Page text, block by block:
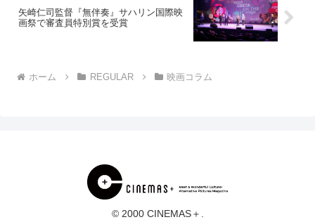
矢崎仁司監督『無伴奏』サハリン国際映
画祭で審査員特別賞を受賞
ホーム REGULAR 映画コラム
© 2000 CINEMAS＋.